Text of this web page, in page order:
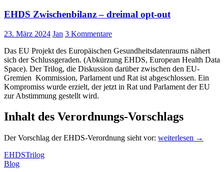
für
persönlichen
medizinischen
Daten
–
Juni
in
EHDS Zwischenbilanz – dreimal opt-out
23. März 2024 Jan 3 Kommentare
Das EU Projekt des Europäischen Gesundheitsdatenraums nähert
sich der Schlussgeraden. (Abkürzung EHDS, European Health Data
Space). Der Trilog, die Diskussion darüber zwischen den EU-
Gremien Kommission, Parlament und Rat ist abgeschlossen. Ein
Kompromiss wurde erzielt, der jetzt in Rat und Parlament der EU
zur Abstimmung gestellt wird.
Inhalt des Verordnungs-Vorschlags
Der Vorschlag der EHDS-Verordnung sieht vor: EHDS
weiterlesen →
EHDSTrilog
Blog